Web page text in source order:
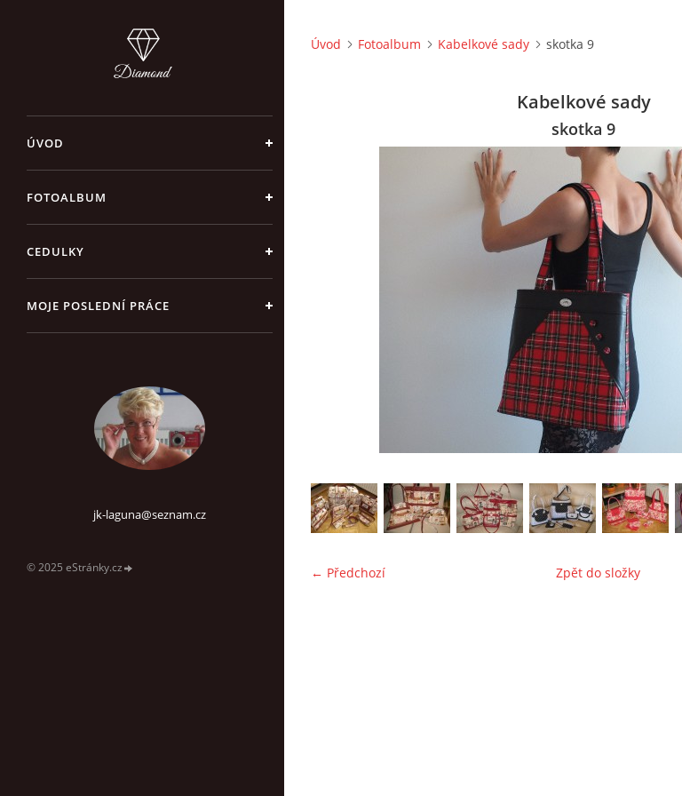
ÚVOD
FOTOALBUM
CEDULKY
MOJE POSLEDNÍ PRÁCE
jk-laguna@seznam.cz
© 2025 eStránky.cz
Úvod Fotoalbum Kabelkové sady skotka 9
Kabelkové sady
skotka 9
← Předchozí Zpět do složky